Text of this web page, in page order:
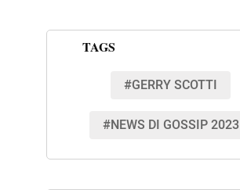
TAGS
#GERRY SCOTTI
#NEWS DI GOSSIP 2023